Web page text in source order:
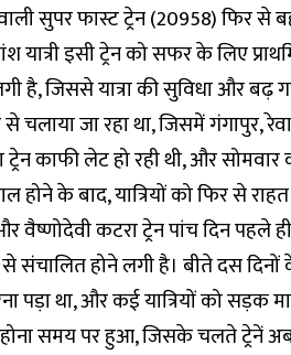
सुपर फास्ट ट्रेन (20958) फिर से
इसी ट्रेन को सफर के लिए
है, जिससे यात्रा की सुविधा और बढ़
जा रहा था, जिसमें गंगापुर,
काफी लेट हो रही थी, और सोमवार
के बाद, यात्रियों को फिर से
वैष्णोदेवी कटरा ट्रेन पांच दिन
होने लगी है। बीते दस दिनों के
पड़ा था, और कई यात्रियों को सड़क
समय पर हुआ, जिसके चलते ट्रेनें